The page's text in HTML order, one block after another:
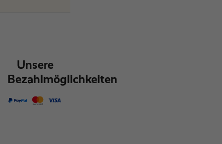
Unsere
Bezahlmöglichkeiten